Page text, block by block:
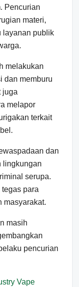
Pencurian
materi,
layanan publik
melakukan
dan memburu
juga
melapor
terkait
dan
lingkungan
serupa.
para
masyarakat.
masih
pencurian
Vape